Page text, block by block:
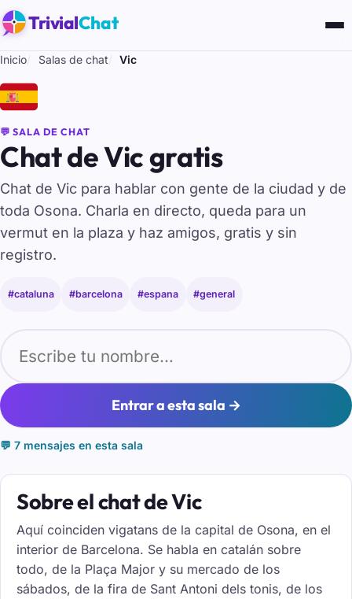
TrivialChat
Inicio Salas de chat Vic
🇪🇸
💬 SALA DE CHAT
Chat de Vic gratis
Chat de Vic para hablar con gente de la ciudad y de
toda Osona. Charla en directo, queda para un
vermut en la plaza y haz amigos, gratis y sin
registro.
#cataluna #barcelona #espana #general
Entrar a esta sala →
💬 7 mensajes en esta sala
Sobre el chat de Vic
Aquí coinciden vigatans de la capital de Osona, en el
interior de Barcelona. Se habla en catalán sobre
todo, de la Plaça Major y su mercado de los
sábados, de la fira de Sant Antoni dels tonis, de los